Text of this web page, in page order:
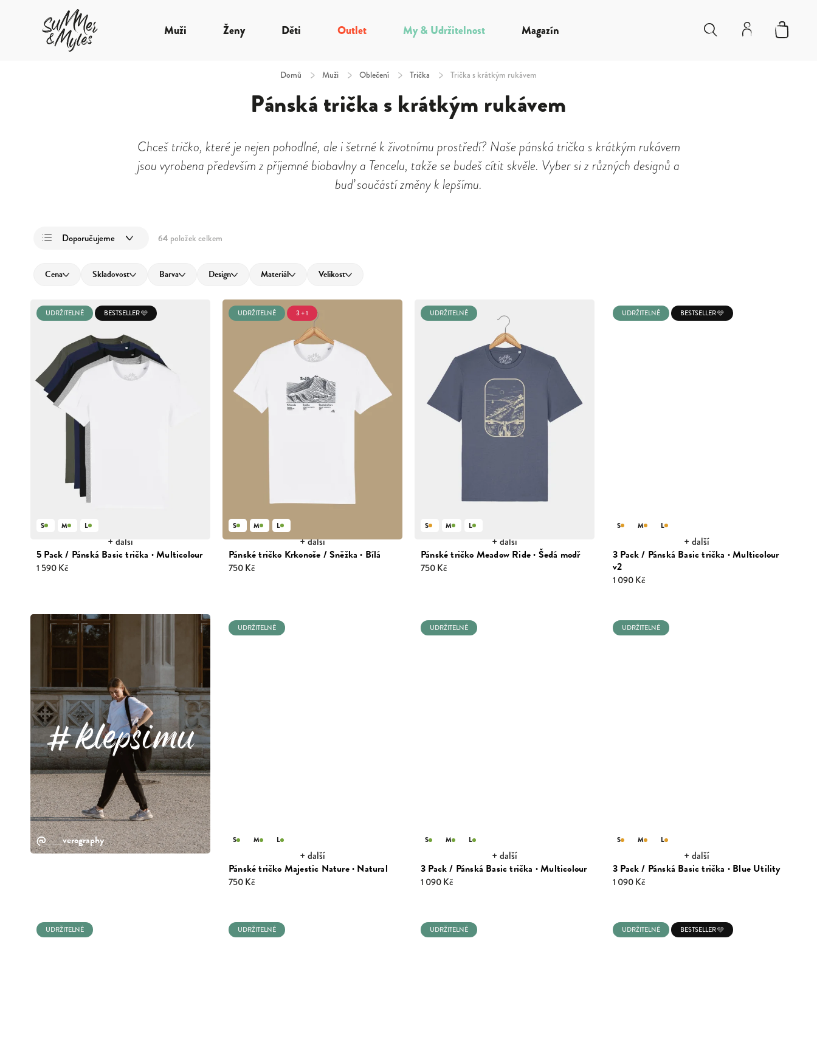
Muži Ženy Děti Outlet My & Udržitelnost Magazín
Domů / Muži / Oblečení / Trička / Trička s krátkým rukávem
Pánská trička s krátkým rukávem
Chceš tričko, které je nejen pohodlné, ale i šetrné k životnímu prostředí? Naše pánská trička s krátkým rukávem
jsou vyrobena především z příjemné biobavlny a Tencelu, takže se budeš cítit skvěle. Vyber si z různých designů a
buď součástí změny k lepšímu.
Doporučujeme
Nejdražší
Abecedně
64 položek celkem
Cena Skladovost Barva Design Materiál Velikost
UDRŽITELNÉ BESTSELLER 🩵
5 Pack / Pánská Basic trička · Multicolour
1 590 Kč
S M L
+ další
UDRŽITELNÉ 3 + 1
Pánské tričko Krkonoše / Sněžka · Bílá
750 Kč
S M L
+ další
UDRŽITELNÉ
Pánské tričko Meadow Ride · Šedá modř
750 Kč
S M L
+ další
UDRŽITELNÉ BESTSELLER 🩵
3 Pack / Pánská Basic trička · Multicolour
v2
1 090 Kč
S M L
+ další
klepsimu
@___verography
UDRŽITELNÉ
Pánské tričko Majestic Nature · Natural
750 Kč
S M L
+ další
UDRŽITELNÉ
3 Pack / Pánská Basic trička · Multicolour
1 090 Kč
S M L
+ další
UDRŽITELNÉ
3 Pack / Pánská Basic trička · Blue Utility
1 090 Kč
S M L
+ další
UDRŽITELNÉ UDRŽITELNÉ UDRŽITELNÉ UDRŽITELNÉ BESTSELLER 🩵